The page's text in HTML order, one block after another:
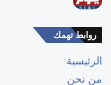
روابط تهمك
الرئيسية
من نحن